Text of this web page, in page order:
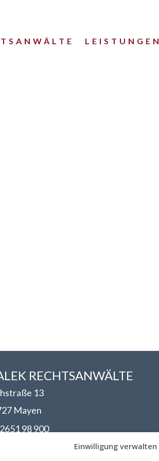
Einwilligung verwalten
LEISTUNGEN
RECHTSANWÄLT​​E
13
Mayen
98 900
rechtsanwaelte.de